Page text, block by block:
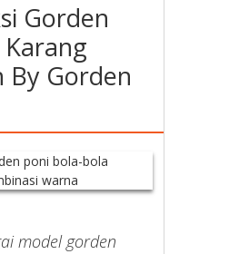
Gorden
By Gorden
model gorden